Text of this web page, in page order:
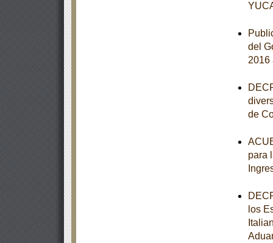
del
2016
de
para
los